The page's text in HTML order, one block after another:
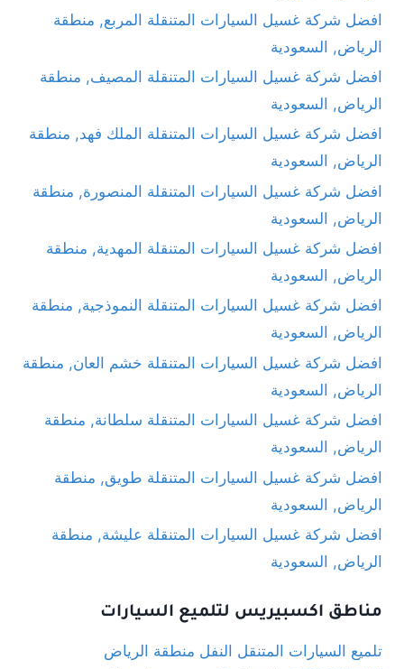
افضل شركة غسيل السيارات المتنقلة المربع, منطقة
الرياض, السعودية
افضل شركة غسيل السيارات المتنقلة المصيف, منطقة
الرياض, السعودية
افضل شركة غسيل السيارات المتنقلة الملك فهد, منطقة
الرياض, السعودية
افضل شركة غسيل السيارات المتنقلة المنصورة, منطقة
الرياض, السعودية
افضل شركة غسيل السيارات المتنقلة المهدية, منطقة
الرياض, السعودية
افضل شركة غسيل السيارات المتنقلة النموذجية, منطقة
الرياض, السعودية
افضل شركة غسيل السيارات المتنقلة خشم العان, منطقة
الرياض, السعودية
افضل شركة غسيل السيارات المتنقلة سلطانة, منطقة
الرياض, السعودية
افضل شركة غسيل السيارات المتنقلة طويق, منطقة
الرياض, السعودية
افضل شركة غسيل السيارات المتنقلة عليشة, منطقة
الرياض, السعودية
مناطق اكسبيريس لتلميع السيارات
تلميع السيارات المتنقل النفل منطقة الرياض